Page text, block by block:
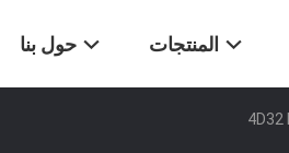
حول بنا المنتجات